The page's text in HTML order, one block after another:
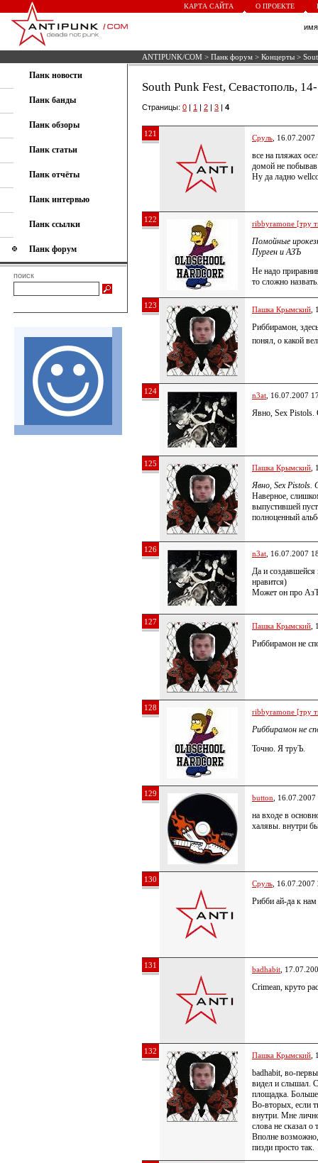
КАРТА САЙТА О ПРОЕКТЕ
ANTIPUNK/COM > Панк форум > Концерты >
Панк новости
Панк банды
Панк обзоры
Панк статьи
Панк отчёты
Панк интервью
Панк ссылки
Панк форум
поиск
South Punk Fest, Севастополь,
Страницы: 0 | 1 | 2 | 3 | 4
121 Сруль ,
все на пляжах
домой не
Ну да ладно
122 ribbyramone [тру
Помойные
Пурген и АЗЪ
Не надо
то сложно
123 Пашка Крымский
Риббирамон,
понял, о какой
124 n3at , 16.07.2007
Явно, Sex Pistols.
125 Пашка Крымский
Явно, Sex Pistols.
Наверное,
выпустившей
полноценный
126 n3at , 16.07.2007
Да и
нравится)
Может он про
127 Пашка Крымский
Риббирамон не
128 ribbyramone [тру
Риббирамон не
Точно. Я труЪ.
129 button ,
на входе в
халявы. внутри
130 Сруль ,
Рибби ай-да к
131 badhabit ,
Crimean, круто
132 Пашка Крымский
badhabit, во-
видел и слышал.
площадка. Больше
Во-вторых, если
внутри. Мне
слова не сказал
Вполне
пизди просто так.